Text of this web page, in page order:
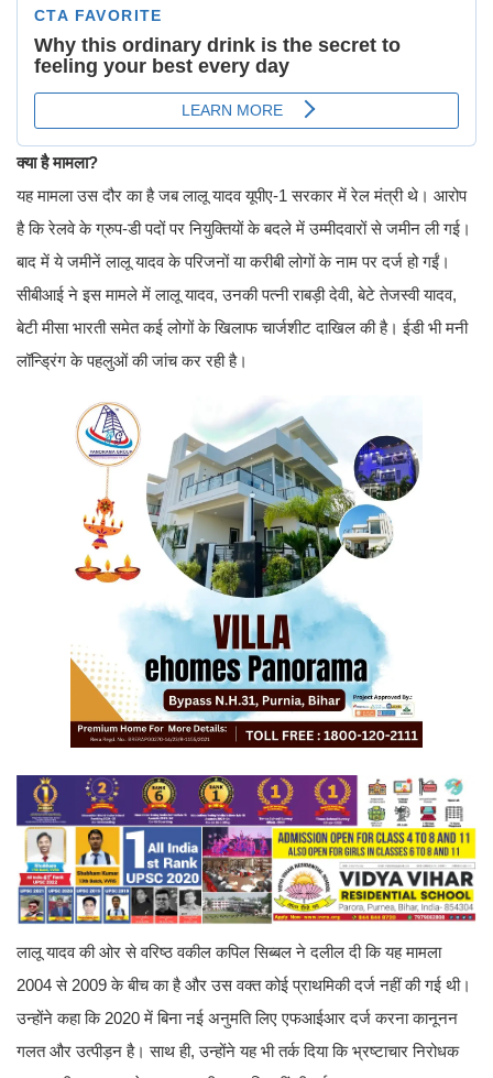
क्या है मामला?
यह मामला उस दौर का है जब लालू यादव यूपीए-1 सरकार में रेल मंत्री थे। आरोप
है कि रेलवे के ग्रुप-डी पदों पर नियुक्तियों के बदले में उम्मीदवारों से जमीन ली गई।
बाद में ये जमीनें लालू यादव के परिजनों या करीबी लोगों के नाम पर दर्ज हो गईं।
सीबीआई ने इस मामले में लालू यादव, उनकी पत्नी राबड़ी देवी, बेटे तेजस्वी यादव,
बेटी मीसा भारती समेत कई लोगों के खिलाफ चार्जशीट दाखिल की है। ईडी भी मनी
लॉन्ड्रिंग के पहलुओं की जांच कर रही है।
लालू यादव की ओर से वरिष्ठ वकील कपिल सिब्बल ने दलील दी कि यह मामला
2004 से 2009 के बीच का है और उस वक्त कोई प्राथमिकी दर्ज नहीं की गई थी।
उन्होंने कहा कि 2020 में बिना नई अनुमति लिए एफआईआर दर्ज करना कानूनन
गलत और उत्पीड़न है। साथ ही, उन्होंने यह भी तर्क दिया कि भ्रष्टाचार निरोधक